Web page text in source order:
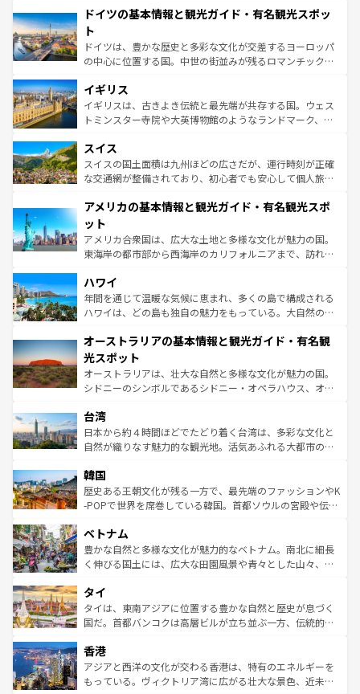
せる。地方によって風土や気候が異なるスペインはその個
ンテンツ一覧 を参照してほしい。
で、幅広い魅力が詰まっている。華麗な宮殿、歴史的な大
聖堂、美しいビーチ、そして豊かな自然が、訪れる者を心
から魅了する。また、フランスは美食の国としても知ら
れ、フランス料理はユネスコ無形文化遺産にも登録されて
香り高いラベンダー畑など、多彩な楽しみ方が可能だ。さ
らに、パリ以外の地域にも魅力が溢れており、どの街角に
も豊かな歴史と文化が息づいている。パリ以外の個性あふ
を参照してほしい。
ドイツの基本情報と観光ガイド・有名観光スポッ
ト
ドイツは、豊かな歴史と多彩な文化が交差するヨーロッパ
の中心に位置する国。中世の街並みが残るロマンチック街
顔を持つこの国は、どこを歩いても飽きることがない。ベ
ルリンの文化的活気、バイエルン州のアルプスの絶景、そ
してライン川沿いのワイン畑といった風景は必見。ビール
は、お酒好きな人にはぜひ体験してほしい。 なお、新着の
ドイツ情報はコンテンツ一覧を参照してほしい。
イギリス
イギリスは、古きよき伝統と最先端が共存する国。ウェス
トミンスター寺院や大英博物館のようなランドマーク、歴
リアごとに異なる魅力がある。また、優雅なアフタヌーン
ティー、ビール好きにはたまらない英国パブ、サッカー観
戦など、本場だからこそできる体験も豊富。イギリスを旅
ンツ一覧を参照してほしい。
スイス
スイスの国土面積は九州ほどの広さだが、運行時刻が正確
な交通網が整備されており、初心者でも安心して個人旅行
の建物がそのまま残る町や、スイスならではのユニークな
博物館もあり、アルプス観光だけでなく町歩きも満喫する
ことができる。国民の所得が高いため物価も高いが、旅行
者向けの交通パス提供のサービスもあり、うまく活用すれ
着のスイス情報は
アメリカの基本情報と観光ガイド・有名観光スポ
ット
アメリカ合衆国は、広大な土地と多様な文化が魅力の国。
東海岸の都市部から西海岸のカリフォルニアまで、訪れる
のような巨大都市は、観光、ショッピング、エンターテイ
ンメントが詰まった刺激的なスポットだ。一方、アメリカ
西部には大自然が広がり、グランドキャニオンやイエロー
部のニューオーリンズでは、音楽と美食が融合した独特の
文化が魅力。旅行者はアメリカの各地域で異なる魅力を楽
しみながら、その多様性と豊かな歴史を感じることができ
るだろう。車でのロードトリップや列車の旅も、アメリカ
情報は
ハワイ
年間を通じて温暖な気候に恵まれ、多くの島で構成される
ハワイは、どの島も独自の魅力をもっている。大自然の神
ワイ島は見逃せない。また、定番の観光地といえばオアフ
島だが、静かな自然を求めるならマウイ島やカウアイ島が
おすすめ。エメラルドグリーンに輝く海をはじめ、豊かな
文化や歴史が息づいている。「アロハスピリット」と呼ば
人々、おいしいローカルフードやハワイアンミュージッ
ク、伝統的なフラダンスなど、すべてがハワイの魅力を彩
っている。訪れるたびに新しい発見と感動が待っているハ
はコンテンツ一覧
オーストラリアの基本情報と観光ガイド・有名観
光スポット
オーストラリアは、壮大な自然と多様な文化が魅力の国。
シドニーのシンボルであるシドニー・オペラハウス、オー
リアリーフや大陸中央部にそびえるウルル（エアーズロッ
ク）、タスマニアの美しい原生林やケアンズの熱帯雨林な
ど、見どころがたくさん。また、カフェやワイン、オージ
いる。アクティビティも充実しており、サーフィンやダイ
ビング、ハイキングなど、アウトドア好きにはたまらな
い。オーストラリアの多彩な魅力を存分に味わいつくそ
参照してほしい。
台湾
日本から約４時間ほどでたどり着く台湾は、多彩な文化と
自然が織りなす魅力的な観光地。活気あふれる大都市の台
ン）、静ひつな山岳地帯である台湾東部など、都市の喧騒
と山間の静けさが共存しており、訪れる人に新しい発見と
驚きをもたらしてくれる。また、奥深い台湾の食文化も魅
容にもいいと評判のスイーツなど、バラエティ豊かな料理
が味わえる。 なお、新着の台湾情報は コンテンツ一覧を参
照してほしい。
韓国
歴史ある王朝文化が残る一方で、最先端のファッションやK
-POPで世界を席巻している韓国。首都ソウルの宮殿や伝統
き、地方に足を延ばせば四季折々の自然美を楽しむことが
できる。そして、キムチや焼肉、絶品のストリートフード
まで、さまざまな韓国料理が待っている。夜には、韓国な
リティに包まれながら、韓国の多彩な魅力を心ゆくまで味
わってみてほしい。 なお、新着の韓国情報はコンテンツ一
覧を参照してほしい。
ベトナム
豊かな自然と多様な文化が魅力的なベトナム。南北に細長
く伸びる国土には、広大な田園風景や青々とした山々、世
急速な発展と共に伝統が息づく。ハノイの古い町並みやホ
ーチミン市のフランス統治時代の建物も、独特の雰囲気を
醸し出している。また、バラエティの豊かさとおいしさで
とつ。フォーやバインミー、ベトナムコーヒーなどは、ぜ
ひ現地で味わいたい。どの地域を訪れてもあたたかい人々
が旅行者を迎えてくれるので、きっと忘れられない旅にな
タイ
タイは、東南アジアに位置する豊かな自然と歴史が息づく
国だ。首都バンコクは高層ビルが立ち並ぶ一方、伝統的な
の活気が交差している。北部ではチェンマイなどの山岳地
帯で自然と触れ合い、南部ではプーケットやクラビの美し
いビーチでリゾート気分を楽しむことができる。タイ料理
香港
アジアと西洋の文化が交わる香港は、特有のエネルギーを
もっている。ヴィクトリア湾に広がる壮大な景色、近未来